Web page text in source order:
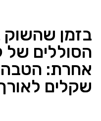
בזמן שהשוק
הסוללים
אחרת: הטבה
שקלים לאורך